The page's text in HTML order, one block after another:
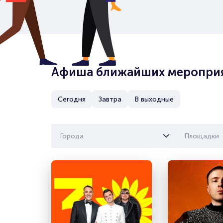
Афиша ближайших
Сегодня Завтра В выходные
Города Площадки